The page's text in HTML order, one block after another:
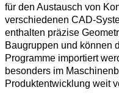
für den Austausch von
verschiedenen CAD-
enthalten präzise
Baugruppen und können
Programme importiert
besonders im
Produktentwicklung weit